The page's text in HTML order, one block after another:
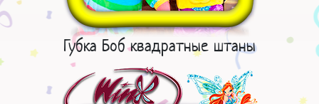
Губка Боб квадратные штаны